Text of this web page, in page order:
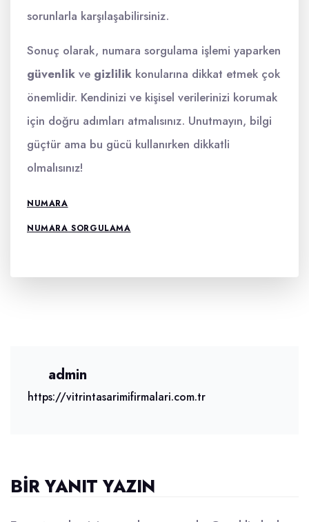
sorunlarla karşılaşabilirsiniz.
Sonuç olarak, numara sorgulama işlemi yaparken
güvenlik ve gizlilik konularına dikkat etmek çok
önemlidir. Kendinizi ve kişisel verilerinizi korumak
için doğru adımları atmalısınız. Unutmayın, bilgi
güçtür ama bu gücü kullanırken dikkatli
olmalısınız!
NUMARA
NUMARA SORGULAMA
admin
https://vitrintasarimifirmalari.com.tr
BIR YANIT YAZIN